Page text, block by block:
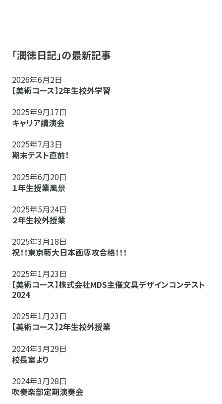
「潤徳日記」の最新記事
2026年6月2日
【美術コース】2年生校外学習
2025年9月17日
キャリア講演会
2025年7月3日
期末テスト直前！
2025年6月20日
１年生授業風景
2025年5月24日
２年生校外授業
2025年3月18日
祝！！東京藝大日本画専攻合格！！！
2025年1月23日
【美術コース】株式会社MDS主催文具デザインコンテスト
2024
2025年1月23日
【美術コース】2年生校外授業
2024年3月29日
校長室より
2024年3月28日
吹奏楽部定期演奏会